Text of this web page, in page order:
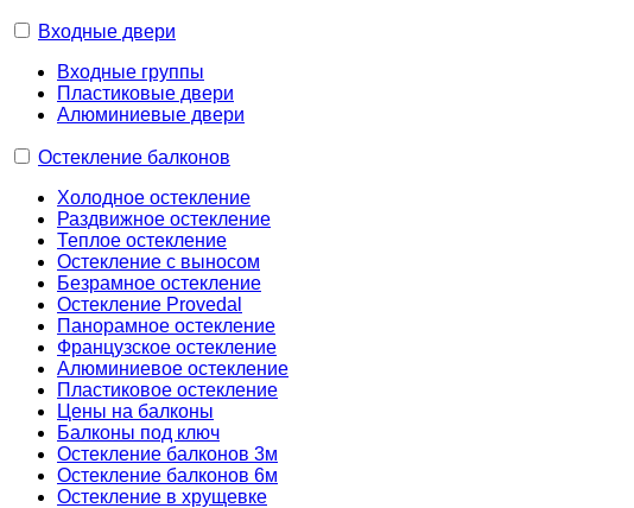
Входные двери
Входные группы
Пластиковые двери
Алюминиевые двери
Остекление балконов
Холодное остекление
Раздвижное остекление
Теплое остекление
Остекление с выносом
Безрамное остекление
Остекление Provedal
Панорамное остекление
Французское остекление
Алюминиевое остекление
Пластиковое остекление
Цены на балконы
Балконы под ключ
Остекление балконов 3м
Остекление балконов 6м
Остекление в хрущевке